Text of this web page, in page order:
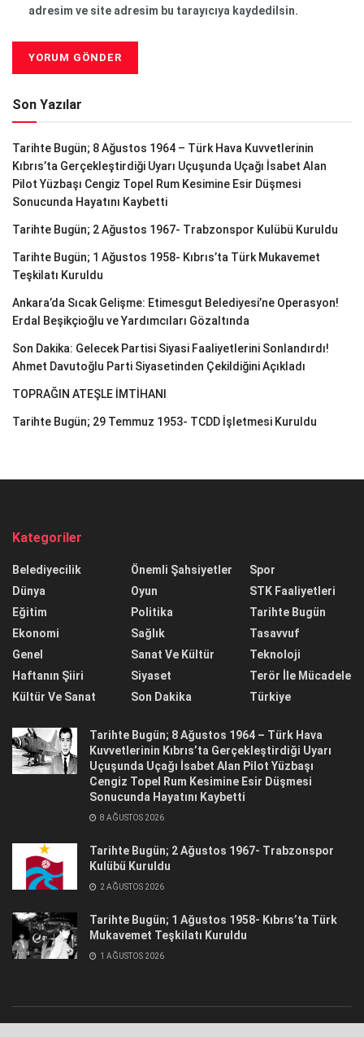
adresim ve site adresim bu tarayıcıya kaydedilsin.
Son Yazılar
Tarihte Bugün; 8 Ağustos 1964 – Türk Hava Kuvvetlerinin
Kıbrıs’ta Gerçekleştirdiği Uyarı Uçuşunda Uçağı İsabet Alan
Pilot Yüzbaşı Cengiz Topel Rum Kesimine Esir Düşmesi
Sonucunda Hayatını Kaybetti
Tarihte Bugün; 2 Ağustos 1967- Trabzonspor Kulübü Kuruldu
Tarihte Bugün; 1 Ağustos 1958- Kıbrıs’ta Türk Mukavemet
Teşkilatı Kuruldu
Ankara’da Sıcak Gelişme: Etimesgut Belediyesi’ne Operasyon!
Erdal Beşikçioğlu ve Yardımcıları Gözaltında
Son Dakika: Gelecek Partisi Siyasi Faaliyetlerini Sonlandırdı!
Ahmet Davutoğlu Parti Siyasetinden Çekildiğini Açıkladı
TOPRAĞIN ATEŞLE İMTİHANI
Tarihte Bugün; 29 Temmuz 1953- TCDD İşletmesi Kuruldu
Kategoriler
Belediyecilik
Dünya
Eğitim
Ekonomi
Genel
Haftanın Şiiri
Kültür Ve Sanat
Önemli Şahsiyetler
Oyun
Politika
Sağlık
Sanat Ve Kültür
Siyaset
Son Dakika
Spor
STK Faaliyetleri
Tarihte Bugün
Tasavvuf
Teknoloji
Terör İle Mücadele
Türkiye
Tarihte Bugün; 8 Ağustos 1964 – Türk Hava
Kuvvetlerinin Kıbrıs’ta Gerçekleştirdiği Uyarı
Uçuşunda Uçağı İsabet Alan Pilot Yüzbaşı
Cengiz Topel Rum Kesimine Esir Düşmesi
Sonucunda Hayatını Kaybetti
8 AĞUSTOS 2026
Tarihte Bugün; 2 Ağustos 1967- Trabzonspor
Kulübü Kuruldu
2 AĞUSTOS 2026
Tarihte Bugün; 1 Ağustos 1958- Kıbrıs’ta Türk
Mukavemet Teşkilatı Kuruldu
1 AĞUSTOS 2026